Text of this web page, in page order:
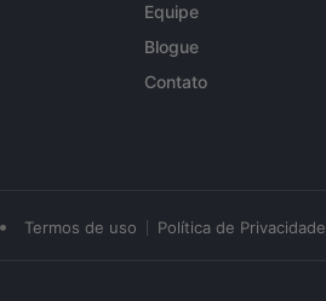
Equipe
Blogue
Contato
• Termos de uso Política de Privacidade